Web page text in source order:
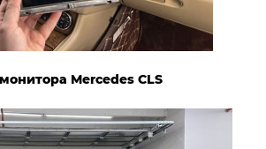
Mercedes CLS